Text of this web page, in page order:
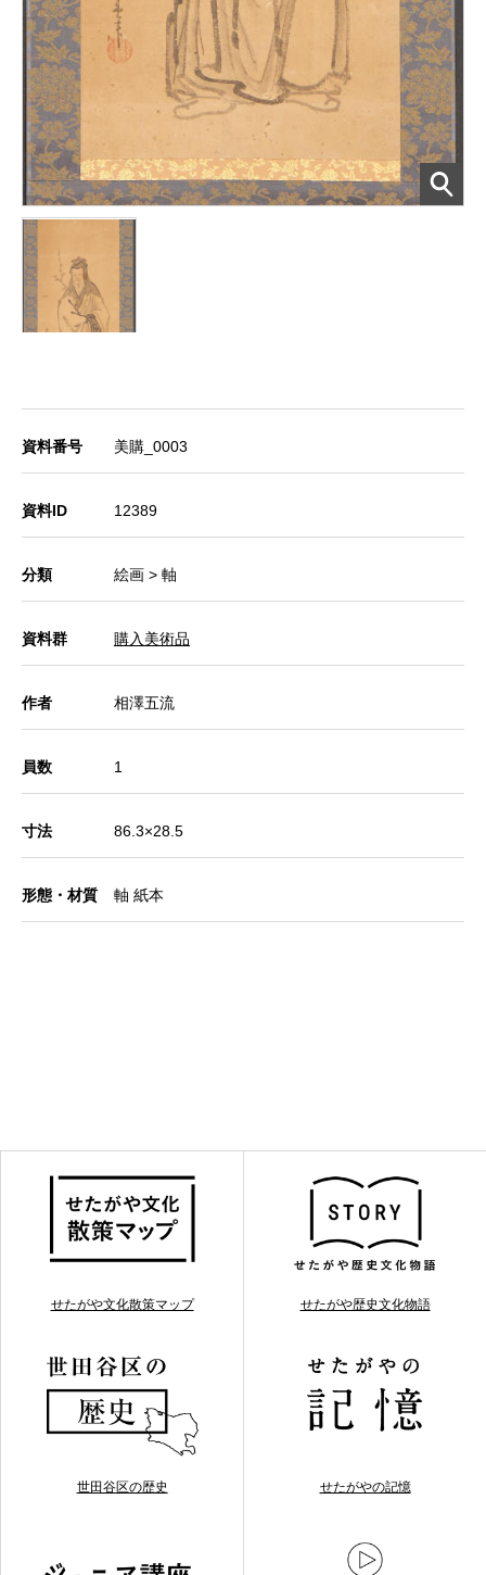
資料番号 美購_0003
資料ID 12389
分類 絵画 > 軸
資料群 購入美術品
作者 相澤五流
員数 1
寸法 86.3×28.5
形態・材質 軸 紙本
せたがや文化散策マップ せたがや歴史文化物語
世田谷区の歴史 せたがやの記憶